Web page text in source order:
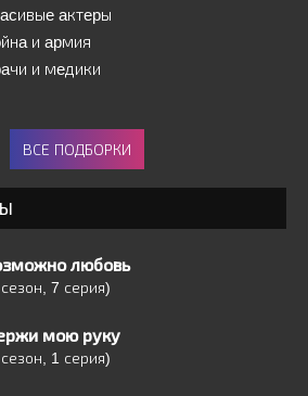
aктepы
и apмия
и мeдики
ВСЕ ПОДБОРКИ
любовь
7 серия)
мою руку
1 серия)